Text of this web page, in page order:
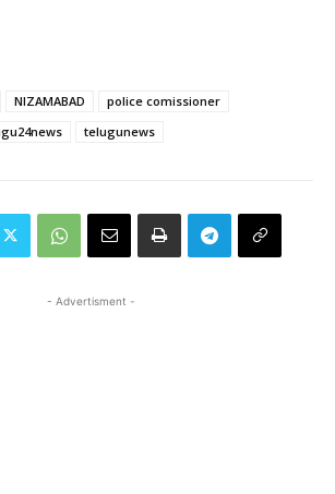
NIZAMABAD
police comissioner
telugunews
- Advertisment -